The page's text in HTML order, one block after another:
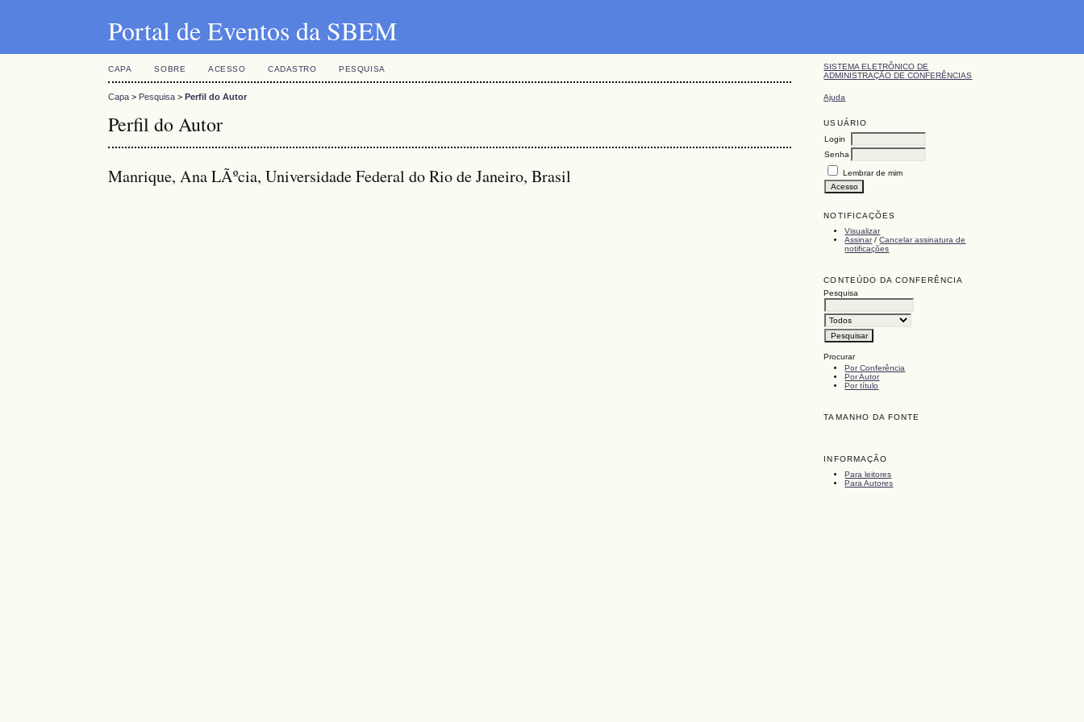
Portal de Eventos da SBEM
SISTEMA ELETRÔNICO DE
ADMINISTRAÇÃO DE CONFERÊNCIAS
Ajuda
USUÁRIO
Login
Senha
Lembrar de mim
NOTIFICAÇÕES
Visualizar
Assinar/Cancelar assinatura de
notificações
CONTEÚDO DA CONFERÊNCIA
Pesquisa
Procurar
Por Conferência
Por Autor
Por título
TAMANHO DA FONTE
INFORMAÇÃO
Para leitores
Para Autores
CAPA SOBRE ACESSO CADASTRO PESQUISA
Capa > Pesquisa >Perfil do Autor
Perfil do Autor
Manrique, Ana LÃºcia, Universidade Federal do Rio de Janeiro, Brasil